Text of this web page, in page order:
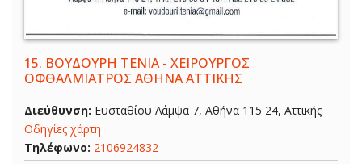
15. ΒΟΥΔΟΥΡΗ ΤΕΝΙΑ - ΧΕΙΡΟΥΡΓΟΣ
ΟΦΘΑΛΜΙΑΤΡΟΣ ΑΘΗΝΑ ΑΤΤΙΚΗΣ
Διεύθυνση: Ευσταθίου Λάμψα 7, Αθήνα 115 24, Αττικής
Οδηγίες χάρτη
Τηλέφωνο: 2106924832